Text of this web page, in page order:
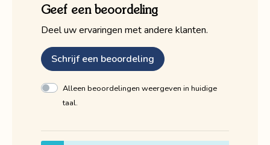
Geef een beoordeling
Deel uw ervaringen met andere klanten.
Schrijf een beoordeling
Alleen beoordelingen weergeven in huidige
taal.